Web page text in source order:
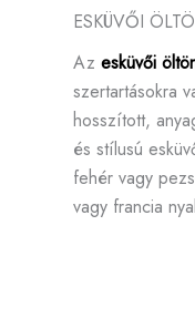
ESKÜVŐI
Az esküvői
szertartásokra
hosszított,
és stílusú
fehér vagy
vagy francia